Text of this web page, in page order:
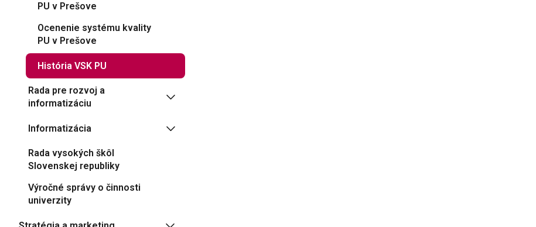
PU v Prešove
Ocenenie systému kvality
PU v Prešove
História VSK PU
Rada pre rozvoj a
informatizáciu
Informatizácia
Rada vysokých škôl
Slovenskej republiky
Výročné správy o činnosti
univerzity